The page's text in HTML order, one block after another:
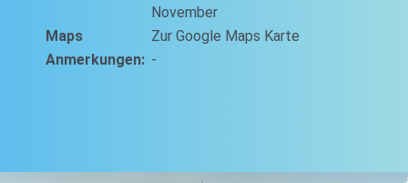
November
Maps
Zur Google Maps Karte
Anmerkungen: -